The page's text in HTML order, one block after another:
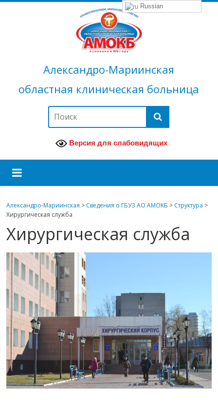
Александро-Мариинская
областная клиническая больница
Версия для слабовидящих
Александро-Мариинская > Сведения о ГБУЗ АО АМОКБ > Структура >
Хирургическая служба
Хирургическая служба
Russian